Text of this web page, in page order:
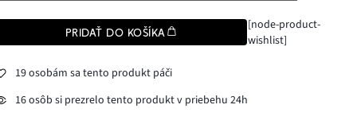
PRIDAŤ DO KOŠÍKA
[node-product-
wishlist]
19 osobám sa tento produkt páči
16 osôb si prezrelo tento produkt v priebehu 24h